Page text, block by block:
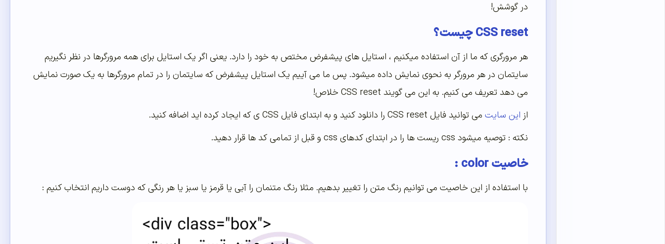
در گوشش!
CSS reset چیست؟
هر مرورگری که ما از آن استفاده میکنیم ، استایل های پیشفرض مختص به خود را دارد. یعنی اگر یک استایل برای همه مرورگرها در نظر نگیریم
سایتمان در هر مرورگر به نحوی نمایش داده میشود. پس ما می آییم یک استایل پیشفرض که سایتمان را در تمام مرورگرها به یک صورت نمایش
می دهد تعریف می کنیم. به این می گویند CSS reset خلاص!
از این سایت می توانید فایل CSS reset را دانلود کنید و به ابتدای فایل CSS ی که ایجاد کرده اید اضافه کنید.
نکته : توصیه میشود css ریست ها را در ابتدای کدهای css و قبل از تمامی کد ها قرار دهید.
خاصیت color :
با استفاده از این خاصیت می توانیم رنگ متن را تغییر بدهیم. مثلا رنگ متنمان را آبی یا قرمز یا سبز یا هر رنگی که دوست داریم انتخاب کنیم :